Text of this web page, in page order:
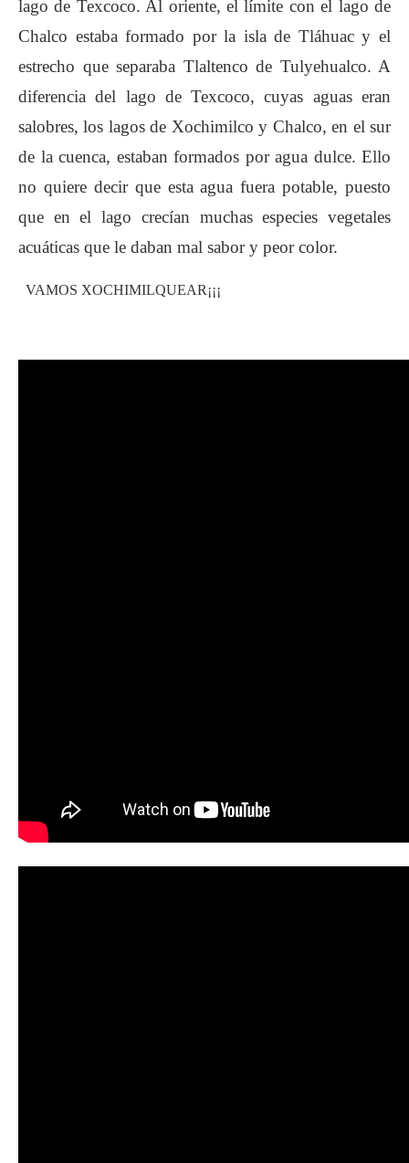
lago de Texcoco. Al oriente, el límite con el lago de
Chalco estaba formado por la isla de Tláhuac y el
estrecho que separaba Tlaltenco de Tulyehualco. A
diferencia del lago de Texcoco, cuyas aguas eran
salobres, los lagos de Xochimilco y Chalco, en el sur
de la cuenca, estaban formados por agua dulce. Ello
no quiere decir que esta agua fuera potable, puesto
que en el lago crecían muchas especies vegetales
acuáticas que le daban mal sabor y peor color.
VAMOS XOCHIMILQUEAR¡¡¡